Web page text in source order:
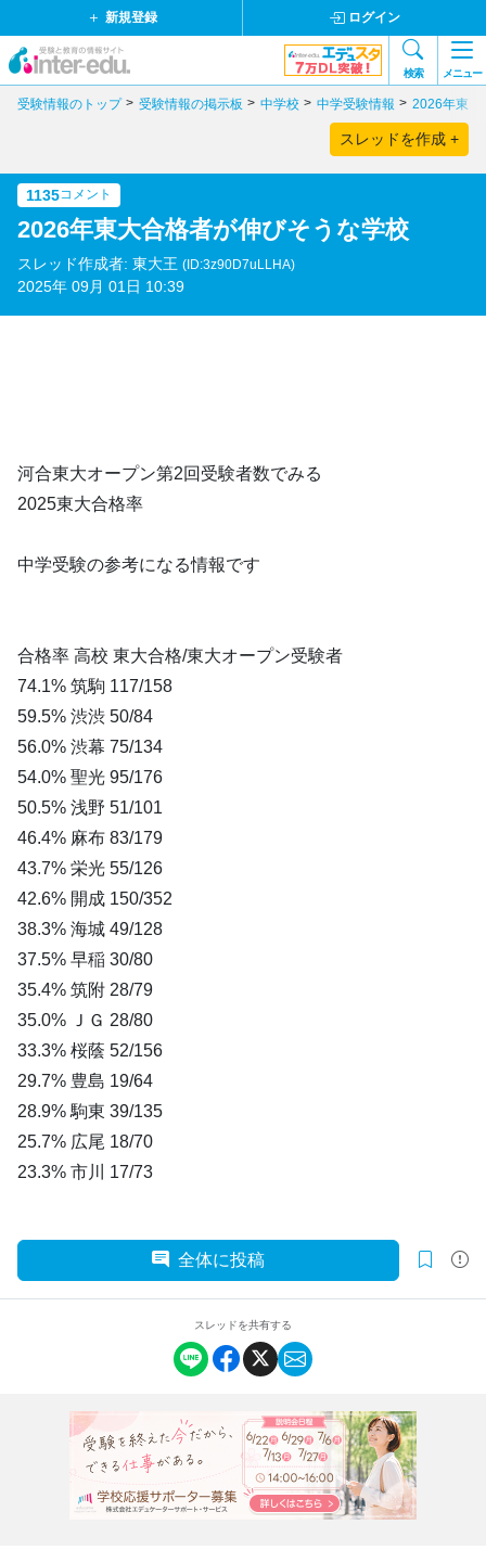
新規登録 ログイン
検索 メニュー
受験情報のトップ 受験情報の掲示板 中学校 中学受験情報 2026年東大
スレッドを作成 +
1135コメント
2026年東大合格者が伸びそうな学校
スレッド作成者: 東大王 (ID:3z90D7uLLHA)
2025年 09月 01日 10:39
河合東大オープン第2回受験者数でみる
2025東大合格率
中学受験の参考になる情報です
合格率 高校 東大合格/東大オープン受験者
74.1% 筑駒 117/158
59.5% 渋渋 50/84
56.0% 渋幕 75/134
54.0% 聖光 95/176
50.5% 浅野 51/101
46.4% 麻布 83/179
43.7% 栄光 55/126
42.6% 開成 150/352
38.3% 海城 49/128
37.5% 早稲 30/80
35.4% 筑附 28/79
35.0% ＪＧ 28/80
33.3% 桜蔭 52/156
29.7% 豊島 19/64
28.9% 駒東 39/135
25.7% 広尾 18/70
23.3% 市川 17/73
全体に投稿
スレッドを共有する